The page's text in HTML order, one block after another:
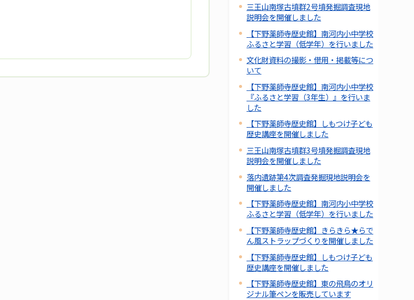
三王山南塚古墳群2号墳発掘調査現地
説明会を開催しました
【下野薬師寺歴史館】南河内小中学校
ふるさと学習（低学年）を行いました
文化財資料の撮影・借用・掲載等につ
いて
【下野薬師寺歴史館】南河内小中学校
『ふるさと学習（3年生）』を行いま
した
【下野薬師寺歴史館】しもつけ子ども
歴史講座を開催しました
三王山南塚古墳群3号墳発掘調査現地
説明会を開催しました
落内遺跡第4次調査発掘現地説明会を
開催しました
【下野薬師寺歴史館】南河内小中学校
ふるさと学習（低学年）を行いました
【下野薬師寺歴史館】きらきら★らで
ん風ストラップづくりを開催しました
【下野薬師寺歴史館】しもつけ子ども
歴史講座を開催しました
【下野薬師寺歴史館】東の飛鳥のオリ
ジナル筆ペンを販売しています